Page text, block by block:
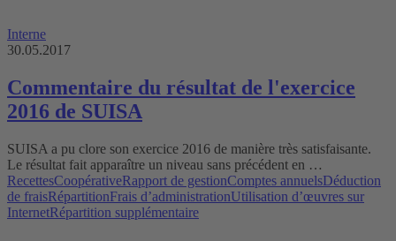
Interne
30.05.2017
Commentaire du résultat de l'exercice
2016 de SUISA
SUISA a pu clore son exercice 2016 de manière très satisfaisante.
Le résultat fait apparaître un niveau sans précédent en …
RecettesCoopérativeRapport de gestionComptes annuelsDéduction
de fraisRépartitionFrais d’administrationUtilisation d’œuvres sur
InternetRépartition supplémentaire